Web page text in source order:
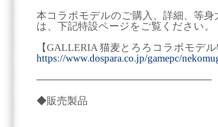
本コラボモデルのご購入、詳細、等
は、下記特設ページをご覧ください。
【GALLERIA 猫麦とろろコラボモデ
https://www.dospara.co.jp/gamepc/
────────────────────────
◆販売製品